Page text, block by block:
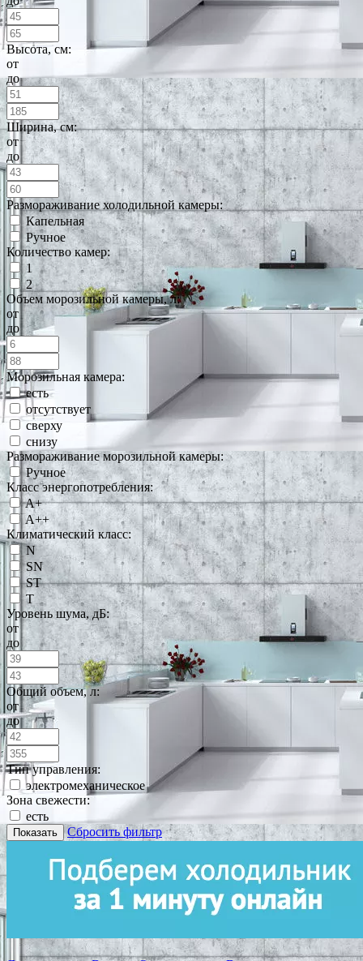
Высота, см:
от
до
Ширина, см:
от
до
Размораживание холодильной камеры:
Капельная
Ручное
Количество камер:
1
2
Объем морозильной камеры, л:
от
до
Морозильная камера:
есть
отсутствует
сверху
снизу
Размораживание морозильной камеры:
Ручное
Класс энергопотребления:
A+
A++
Климатический класс:
N
SN
ST
T
Уровень шума, дБ:
от
до
Общий объем, л:
от
до
Тип управления:
электромеханическое
Зона свежести:
есть
Показать Сбросить фильтр